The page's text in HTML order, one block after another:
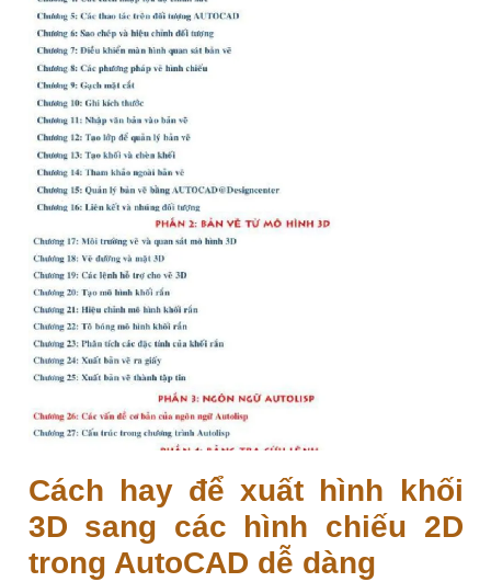
Cách hay để xuất hình khối
3D sang các hình chiếu 2D
trong AutoCAD dễ dàng